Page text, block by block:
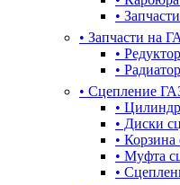
•
• Запчасти на
•
•
• Сцепление
•
• Диски
• Корзина
• Муфта
•